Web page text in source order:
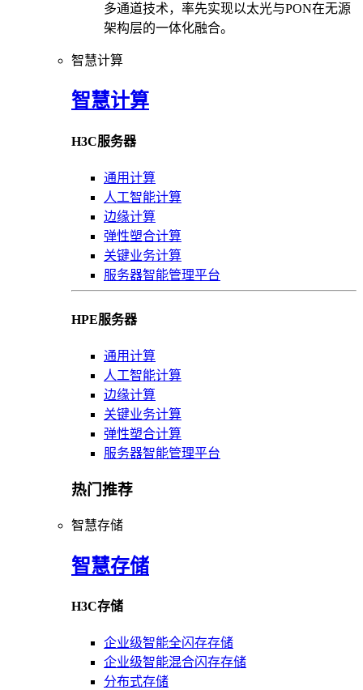
多通道技术，率先实现以太光与PON在无源
架构层的一体化融合。
智慧计算
智慧计算
H3C服务器
通用计算
人工智能计算
边缘计算
弹性塑合计算
关键业务计算
服务器智能管理平台
HPE服务器
通用计算
人工智能计算
边缘计算
关键业务计算
弹性塑合计算
服务器智能管理平台
热门推荐
智慧存储
智慧存储
H3C存储
企业级智能全闪存存储
企业级智能混合闪存存储
分布式存储